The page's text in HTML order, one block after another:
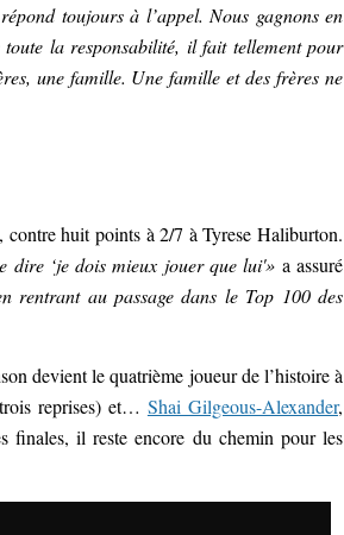
toujours à l’appel. Nous gagnons en
la responsabilité, il fait tellement pour
une famille. Une famille et des frères ne
contre huit points à 2/7 à Tyrese Haliburton.
dire ‘je dois mieux jouer que lui'» a assuré
rentrant au passage dans le Top 100 des
devient le quatrième joueur de l’histoire à
reprises) et… Shai Gilgeous-Alexander,
finales, il reste encore du chemin pour les